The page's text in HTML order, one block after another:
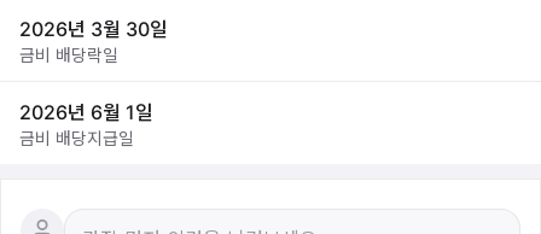
2026년 3월 30일
금비 배당락일
2026년 6월 1일
금비 배당지급일